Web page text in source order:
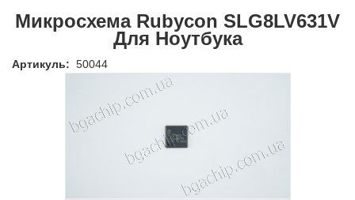
Микросхема Rubycon SLG8LV631V
Для Ноутбука
Артикуль: 50044